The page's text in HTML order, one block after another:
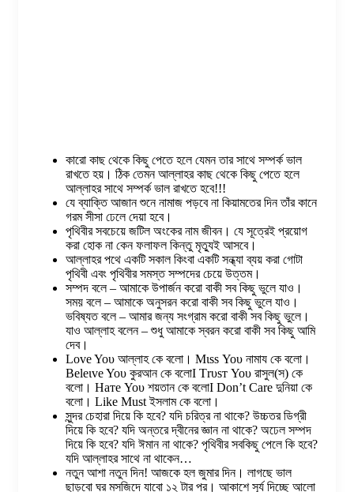
কারো কাছ থেকে কিছু পেতে হলে যেমন তার সাথে সম্পর্ক ভাল
রাখতে হয়। ঠিক তেমন আল্লাহর কাছ থেকে কিছু পেতে হলে
আল্লাহর সাথে সম্পর্ক ভাল রাখতে হবে!!!
যে ব্যাক্তি আজান শুনে নামাজ পড়বে না কিয়ামতের দিন তাঁর কানে
গরম সীসা ঢেলে দেয়া হবে।
পৃথিবীর সবচেয়ে জটিল অংকের নাম জীবন। যে সূত্রেই প্রয়োগ
করা হোক না কেন ফলাফল কিন্তু মৃত্যুই আসবে।
আল্লাহর পথে একটি সকাল কিংবা একটি সন্ধ্যা ব্যয় করা গোটা
পৃথিবী এবং পৃথিবীর সমস্ত সম্পদের চেয়ে উত্তম।
সম্পদ বলে – আমাকে উপার্জন করো বাকী সব কিছু ভুলে যাও।
সময় বলে – আমাকে অনুসরন করো বাকী সব কিছু ভুলে যাও।
ভবিষ্যত বলে – আমার জন্য সংগ্রাম করো বাকী সব কিছু ভুলে।
যাও আল্লাহ বলেন – শুধু আমাকে স্বরন করো বাকী সব কিছু আমি
দেব।
Love Yoυ আল্লাহ কে বলো। Мιѕѕ Yoυ নামায কে বলো।
Вeleιve Yoυ কুরআন কে বলোI Тrυѕт Yoυ রাসুল(স) কে
বলো। Нате Yoυ শয়তান কে বলোI Don’t Care দুনিয়া কে
বলো। Like Must ইসলাম কে বলো।
সুন্দর চেহারা দিয়ে কি হবে? যদি চরিত্র না থাকে? উচ্চতর ডিগ্রী
দিয়ে কি হবে? যদি অন্তরে দ্বীনের জ্ঞান না থাকে? অঢেল সম্পদ
দিয়ে কি হবে? যদি ঈমান না থাকে? পৃথিবীর সবকিছু পেলে কি হবে?
যদি আল্লাহর সাথে না থাকেন…
নতুন আশা নতুন দিন! আজকে হল জুমার দিন। লাগছে ভাল
ছাড়বো ঘর মসজিদে যাবো ১২ টার পর। আকাশে সূর্য দিচ্ছে আলো